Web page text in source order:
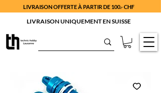
LIVRAISON OFFERTE À PARTIR DE 100.- CHF
LIVRAISON UNIQUEMENT EN SUISSE